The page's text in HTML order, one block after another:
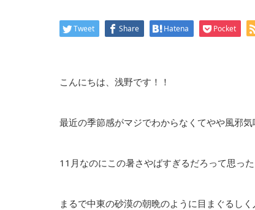
Tweet Share Hatena Pocket
こんにちは、浅野です！！
最近の季節感がマジでわからなくてやや風邪気
11月なのにこの暑さやばすぎるだろって思っ
まるで中東の砂漠の朝晩のように目まぐるし